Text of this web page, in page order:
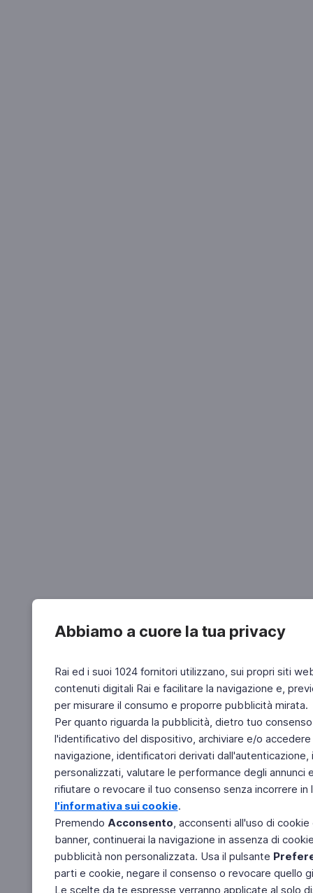
Abbiamo a cuore la tua privacy
Rai ed i suoi 1024 fornitori utilizzano, sui propri siti
contenuti digitali Rai e facilitare la navigazione e,
per misurare il consumo e proporre pubblicità mirata.
Per quanto riguarda la pubblicità, dietro tuo
l'identificativo del dispositivo, archiviare e/o
navigazione, identificatori derivati
personalizzati, valutare le performance degli
rifiutare o revocare il tuo consenso senza incorrere
l'informativa sui cookie.
Premendo Acconsento, acconsenti all'uso di
banner, continuerai la navigazione in assenza di
pubblicità non personalizzata. Usa il pulsante
parti e cookie, negare il consenso o revocare quello
Le scelte da te espresse verranno applicate al solo